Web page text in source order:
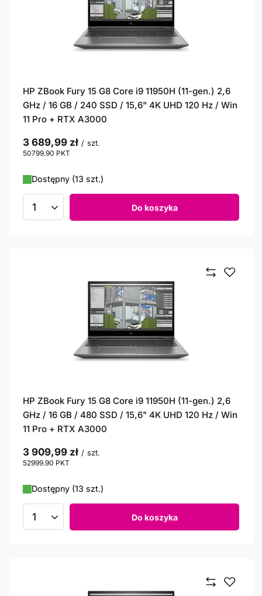
HP ZBook Fury 15 G8 Core i9 11950H (11-gen.) 2,6
GHz / 16 GB / 240 SSD / 15,6" 4K UHD 120 Hz / Win
11 Pro + RTX A3000
3 689,99 zł / szt.
50799.90 PKT
Dostępny (13 szt.)
Ilość produktów Do koszyka
HP ZBook Fury 15 G8 Core i9 11950H (11-gen.) 2,6
GHz / 16 GB / 480 SSD / 15,6" 4K UHD 120 Hz / Win
11 Pro + RTX A3000
3 909,99 zł / szt.
52999.90 PKT
Dostępny (13 szt.)
Ilość produktów Do koszyka